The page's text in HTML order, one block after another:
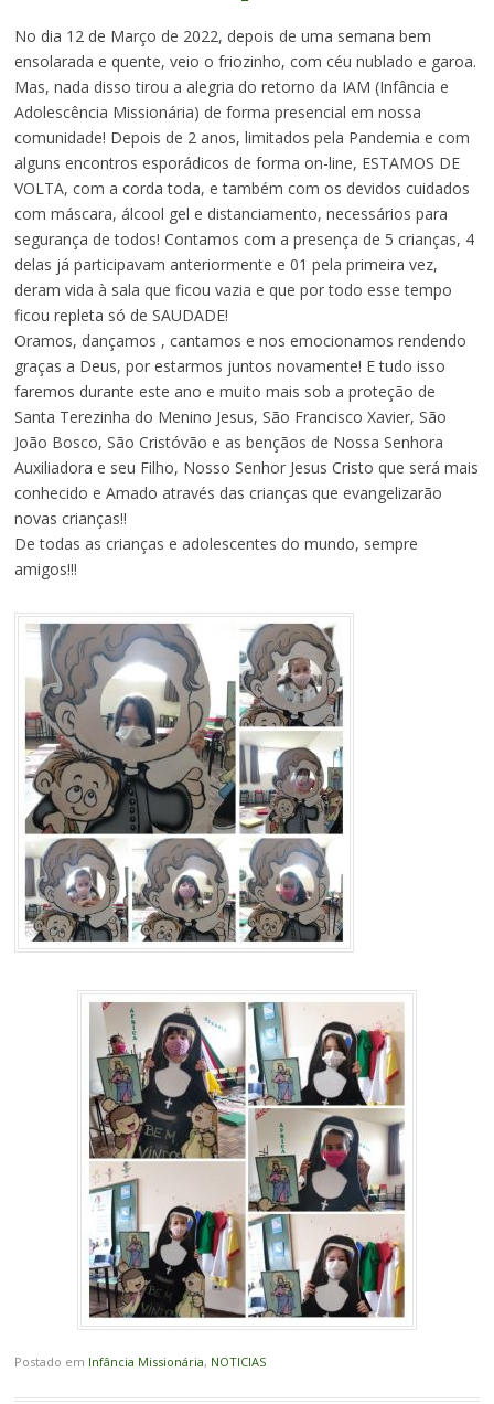
No dia 12 de Março de 2022, depois de uma semana bem
ensolarada e quente, veio o friozinho, com céu nublado e garoa.
Mas, nada disso tirou a alegria do retorno da IAM (Infância e
Adolescência Missionária) de forma presencial em nossa
comunidade! Depois de 2 anos, limitados pela Pandemia e com
alguns encontros esporádicos de forma on-line, ESTAMOS DE
VOLTA, com a corda toda, e também com os devidos cuidados
com máscara, álcool gel e distanciamento, necessários para
segurança de todos! Contamos com a presença de 5 crianças, 4
delas já participavam anteriormente e 01 pela primeira vez,
deram vida à sala que ficou vazia e que por todo esse tempo
ficou repleta só de SAUDADE!
Oramos, dançamos , cantamos e nos emocionamos rendendo
graças a Deus, por estarmos juntos novamente! E tudo isso
faremos durante este ano e muito mais sob a proteção de
Santa Terezinha do Menino Jesus, São Francisco Xavier, São
João Bosco, São Cristóvão e as bençãos de Nossa Senhora
Auxiliadora e seu Filho, Nosso Senhor Jesus Cristo que será mais
conhecido e Amado através das crianças que evangelizarão
novas crianças!!
De todas as crianças e adolescentes do mundo, sempre
amigos!!!
Postado em Infância Missionária, NOTICIAS